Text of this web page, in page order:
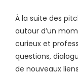
À la suite des
autour d’un
curieux et
questions,
de nouveaux